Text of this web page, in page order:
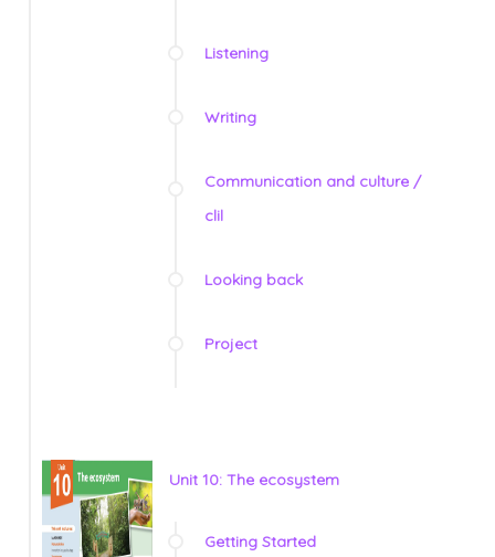
Listening
Writing
Communication and culture /
clil
Looking back
Project
Unit 10: The ecosystem
Getting Started